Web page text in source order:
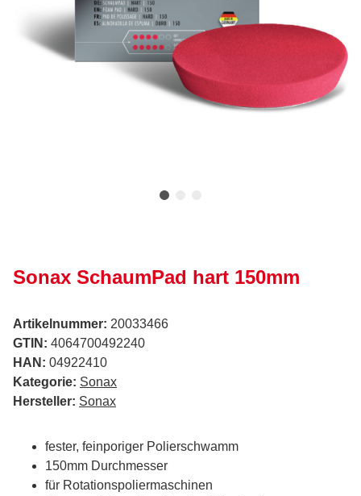
Sonax SchaumPad hart 150mm
Artikelnummer: 20033466
GTIN: 4064700492240
HAN: 04922410
Kategorie: Sonax
Hersteller: Sonax
fester, feinporiger Polierschwamm
150mm Durchmesser
für Rotationspoliermaschinen